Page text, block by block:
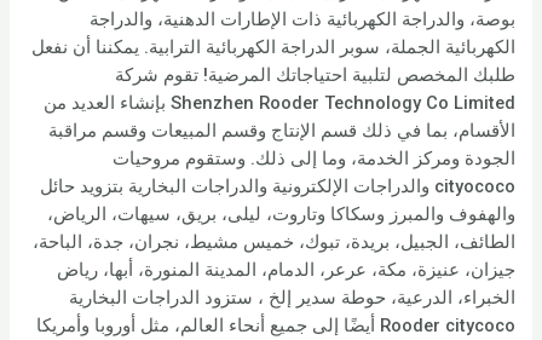
بوصة، والدراجة الكهربائية ذات الإطارات الدهنية، والدراجة
الكهربائية الجملة، سوبر الدراجة الكهربائية الترابية. يمكننا أن نفعل
طلبك المخصص لتلبية احتياجاتك المرضية! تقوم شركة
Shenzhen Rooder Technology Co Limited بإنشاء العديد من
الأقسام، بما في ذلك قسم الإنتاج وقسم المبيعات وقسم مراقبة
الجودة ومركز الخدمة، وما إلى ذلك. وستقوم مروحيات
cityococo والدراجات الإلكترونية والدراجات البخارية بتزويد حائل
والهفوف والمبرز وسكاكا وتاروت، ليلى، بريق، سيهات، الرياض،
الطائف، الجبيل، بريدة، تبوك، خميس مشيط، نجران، جدة، الباحة،
جيزان، عنيزة، مكة، عرعر، الدمام، المدينة المنورة، أبها، رياض
الخبراء، الدرعية، حوطة سدير إلخ ، ستزود الدراجات البخارية
Rooder citycoco أيضًا إلى جميع أنحاء العالم، مثل أوروبا وأمريكا